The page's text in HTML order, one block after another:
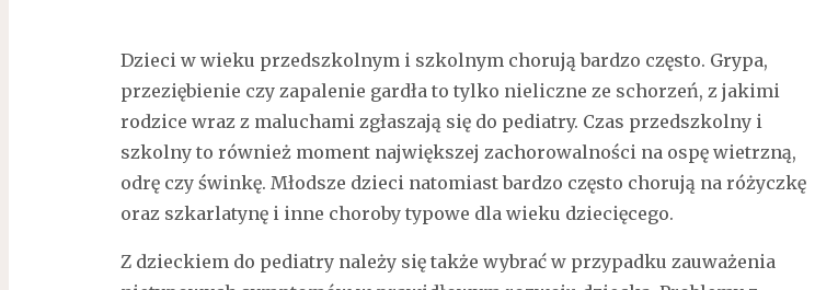
Dzieci w wieku przedszkolnym i szkolnym chorują bardzo często. Grypa,
przeziębienie czy zapalenie gardła to tylko nieliczne ze schorzeń, z jakimi
rodzice wraz z maluchami zgłaszają się do pediatry. Czas przedszkolny i
szkolny to również moment największej zachorowalności na ospę wietrzną,
odrę czy świnkę. Młodsze dzieci natomiast bardzo często chorują na różyczkę
oraz szkarlatynę i inne choroby typowe dla wieku dziecięcego.
Z dzieckiem do pediatry należy się także wybrać w przypadku zauważenia